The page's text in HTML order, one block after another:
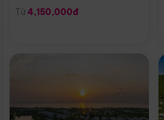
Từ 4,150,000đ